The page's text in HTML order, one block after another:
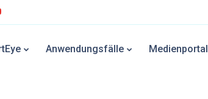
Anwendungsfälle Medienportal